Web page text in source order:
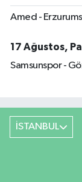
Amed -
17 Ağustos,
Samsunspor -
İSTANBUL